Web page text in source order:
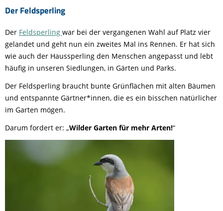
Der Feldsperling
Der Feldsperling war bei der vergangenen Wahl auf Platz vier
gelandet und geht nun ein zweites Mal ins Rennen. Er hat sich
wie auch der Haussperling den Menschen angepasst und lebt
häufig in unseren Siedlungen, in Gärten und Parks.
Der Feldsperling braucht bunte Grünflächen mit alten Bäumen
und entspannte Gärtner*innen, die es ein bisschen natürlicher
im Garten mögen.
Darum fordert er: „Wilder Garten für mehr Arten!“